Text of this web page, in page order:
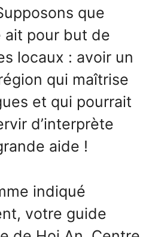
que
ait pour but de
locaux : avoir un
qui maîtrise
et qui pourrait
d’interprète
aide !
indiqué
votre guide